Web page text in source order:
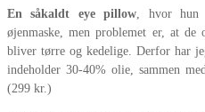
En såkaldt eye pillow, hvor hun
øjenmaske, men problemet er, at
bliver tørre og kedelige. Derfor har
indeholder 30-40% olie, sammen
(299 kr.)